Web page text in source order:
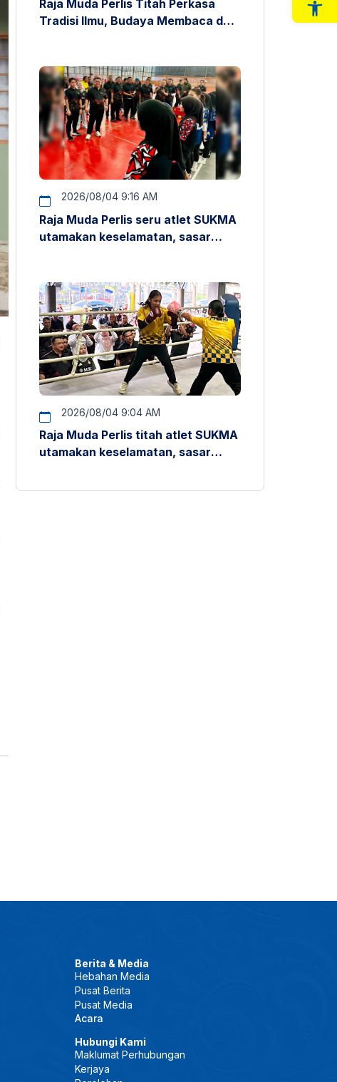
Raja Muda Perlis Titah Perkasa
Tradisi Ilmu, Budaya Membaca dan
2026/08/04 9:16 AM
Raja Muda Perlis seru atlet SUKMA
utamakan keselamatan, sasar
2026/08/04 9:04 AM
Raja Muda Perlis titah atlet SUKMA
utamakan keselamatan, sasar
Berita & Media
Hebahan Media
Pusat Berita
Pusat Media
Acara
Hubungi Kami
Maklumat Perhubungan
Kerjaya